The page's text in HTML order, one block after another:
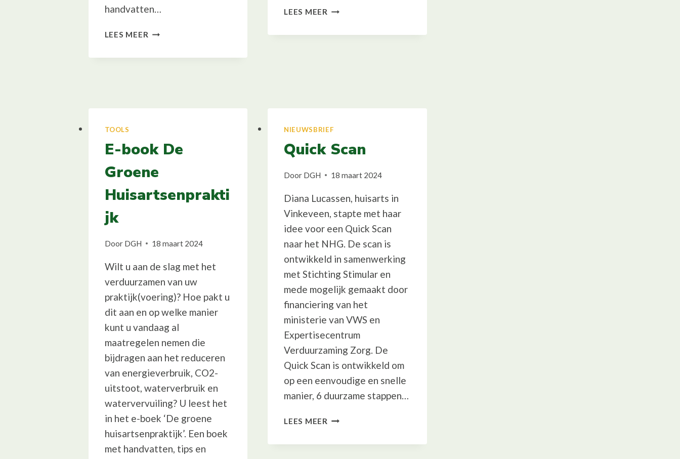
handvatten…
LEES MEER FTO
&
LEES MEER STERKZ.ORG
TOOLS
E-book De
Groene
Huisartsenprakti
jk
Door DGH 18 maart 2024
Wilt u aan de slag met het
verduurzamen van uw
praktijk(voering)? Hoe pakt u
dit aan en op welke manier
kunt u vandaag al
maatregelen nemen die
bijdragen aan het reduceren
van energieverbruik, CO2-
uitstoot, waterverbruik en
watervervuiling? U leest het
in het e-boek ‘De groene
huisartsenpraktijk’. Een boek
met handvatten, tips en
NIEUWSBRIEF
Quick Scan
Door DGH 18 maart 2024
Diana Lucassen, huisarts in
Vinkeveen, stapte met haar
idee voor een Quick Scan
naar het NHG. De scan is
ontwikkeld in samenwerking
met Stichting Stimular en
mede mogelijk gemaakt door
financiering van het
ministerie van VWS en
Expertisecentrum
Verduurzaming Zorg. De
Quick Scan is ontwikkeld om
op een eenvoudige en snelle
manier, 6 duurzame stappen…
LEES MEER QUICK